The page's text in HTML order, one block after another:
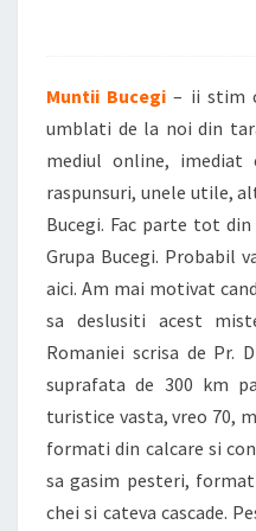
Muntii Bucegi – ii stim
umblati de la noi din
mediul online,
raspunsuri, unele utile,
Bucegi. Fac parte tot
Grupa Bucegi. Probabil
aici. Am mai motivat
sa deslusiti acest
Romaniei scrisa de Pr.
suprafata de 300 km
turistice vasta, vreo 70,
formati din calcare si
sa gasim pesteri,
chei si cateva cascade.